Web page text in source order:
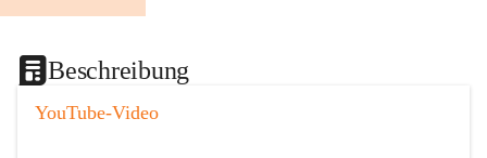
Beschreibung
YouTube-Video